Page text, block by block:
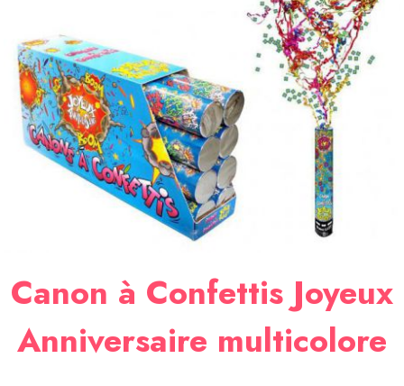
BAPTÊME
COMMUNION
THÈME
DE
SOIRÉE
OCCASIONS
SPÉCIALES
CONTACT
Canon à Confettis Joyeux
Anniversaire multicolore